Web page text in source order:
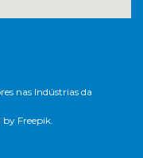
nas Indústrias da
by Freepik.